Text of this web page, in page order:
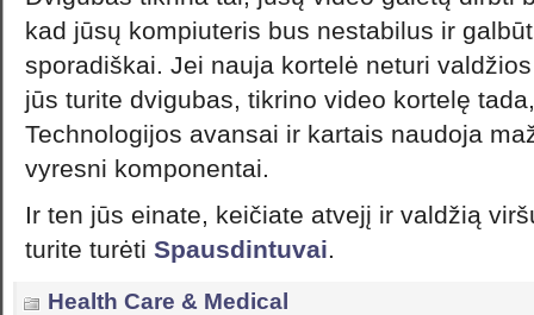
kad jūsų kompiuteris bus nestabilus ir
sporadiškai. Jei nauja kortelė neturi
jūs turite dvigubas, tikrino video kortelę
Technologijos avansai ir kartais naudoja
vyresni komponentai.
Ir ten jūs einate, keičiate atvejį ir valdžią
turite turėti Spausdintuvai.
Health Care & Medical